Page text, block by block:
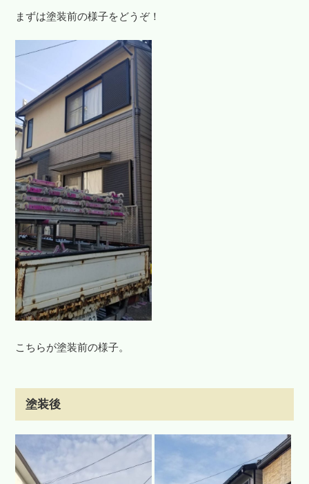
まずは塗装前の様子をどうぞ！
こちらが塗装前の様子。
塗装後